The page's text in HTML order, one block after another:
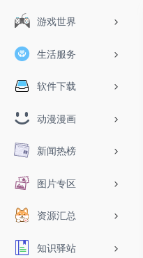
游戏世界
生活服务
软件下载
动漫漫画
新闻热榜
图片专区
资源汇总
知识驿站